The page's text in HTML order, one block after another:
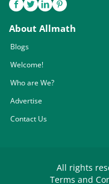
About Allmath
Blogs
Welcome!
Who are We?
Advertise
Contact Us
All rights
Terms and